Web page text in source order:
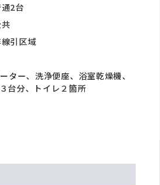
2台
引区域
ター、洗浄便座、浴室乾燥機、
台分、トイレ２箇所